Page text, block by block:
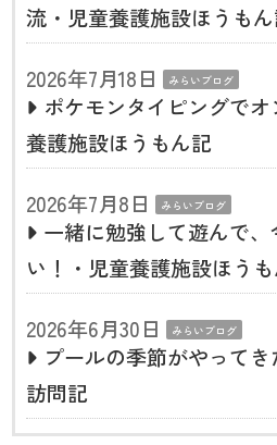
流・児童養護施設ほうも
2026年7月18日
みらいブログ
ポケモンタイピングで
養護施設ほうもん記
2026年7月8日
みらいブログ
一緒に勉強して遊んで
い！・児童養護施設ほう
2026年6月30日
みらいブログ
プールの季節がやって
訪問記